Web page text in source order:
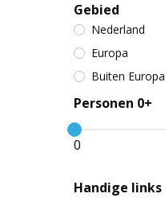
Gebied
Nederland
Europa
Buiten Europa
Personen 0+
0
Handige links